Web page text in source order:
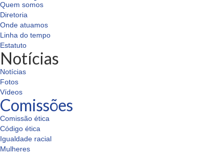
Quem somos
Diretoria
Onde atuamos
Linha do tempo
Estatuto
Notícias
Notícias
Fotos
Vídeos
Comissões
Comissão ética
Código ética
Igualdade racial
Mulheres